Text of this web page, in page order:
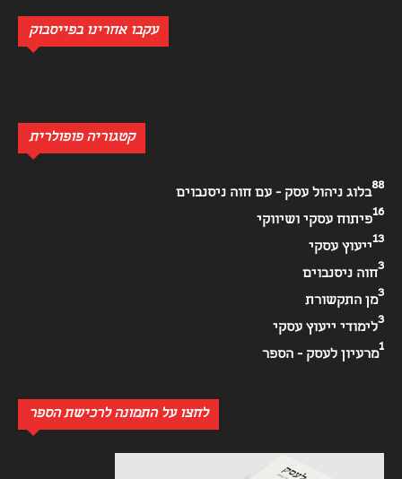
עקבו אחרינו בפייסבוק
קטגוריה פופולרית
בלוג ניהול עסק - עם חוה ניסנבוים
88
פיתוח עסקי ושיווקי
16
ייעוץ עסקי
13
חוה ניסנבוים
3
מן התקשורת
3
לימודי ייעוץ עסקי
3
מרעיון לעסק - הספר
1
לחצו על התמונה לרכישת הספר